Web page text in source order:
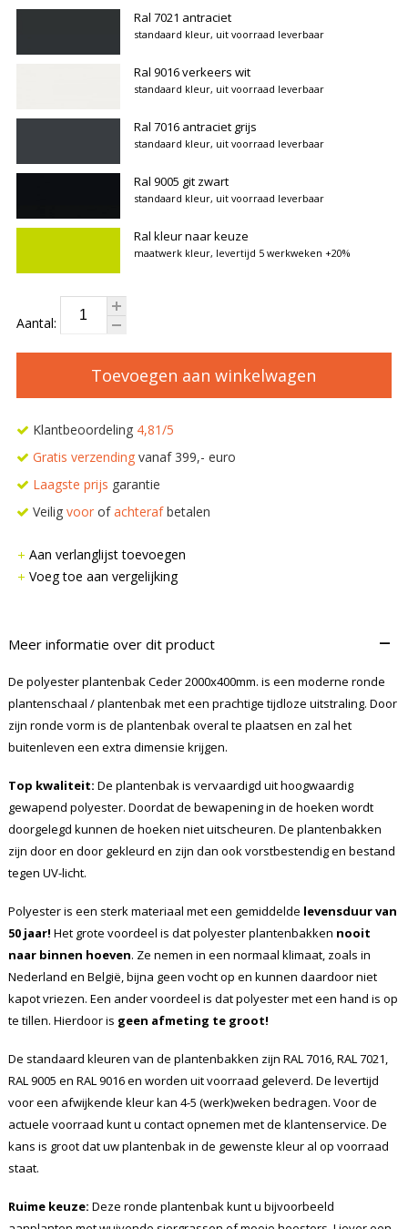
Ral 7021 antraciet
standaard kleur, uit voorraad leverbaar
Ral 9016 verkeers wit
standaard kleur, uit voorraad leverbaar
Ral 7016 antraciet grijs
standaard kleur, uit voorraad leverbaar
Ral 9005 git zwart
standaard kleur, uit voorraad leverbaar
Ral kleur naar keuze
maatwerk kleur, levertijd 5 werkweken +20%
Aantal:
Toevoegen aan winkelwagen
Klantbeoordeling 4,81/5
Gratis verzendingvanaf 399,- euro
Laagste prijs garantie
Veilig voorofachterafbetalen
Aan verlanglijst toevoegen
Voeg toe aan vergelijking
Meer informatie over dit product –
De polyester plantenbak Ceder 2000x400mm. is een moderne ronde
plantenschaal / plantenbak met een prachtige tijdloze uitstraling. Door
zijn ronde vorm is de plantenbak overal te plaatsen en zal het
buitenleven een extra dimensie krijgen.
Top kwaliteit: De plantenbak is vervaardigd uit hoogwaardig
gewapend polyester. Doordat de bewapening in de hoeken wordt
doorgelegd kunnen de hoeken niet uitscheuren. De plantenbakken
zijn door en door gekleurd en zijn dan ook vorstbestendig en bestand
tegen UV-licht.
Polyester is een sterk materiaal met een gemiddelde levensduur van
50 jaar! Het grote voordeel is dat polyester plantenbakken nooit
naar binnen hoeven. Ze nemen in een normaal klimaat, zoals in
Nederland en België, bijna geen vocht op en kunnen daardoor niet
kapot vriezen. Een ander voordeel is dat polyester met een hand is op
te tillen. Hierdoor is geen afmeting te groot!
De standaard kleuren van de plantenbakken zijn RAL 7016, RAL 7021,
RAL 9005 en RAL 9016 en worden uit voorraad geleverd. De levertijd
voor een afwijkende kleur kan 4-5 (werk)weken bedragen. Voor de
actuele voorraad kunt u contact opnemen met de klantenservice. De
kans is groot dat uw plantenbak in de gewenste kleur al op voorraad
staat.
Ruime keuze: Deze ronde plantenbak kunt u bijvoorbeeld